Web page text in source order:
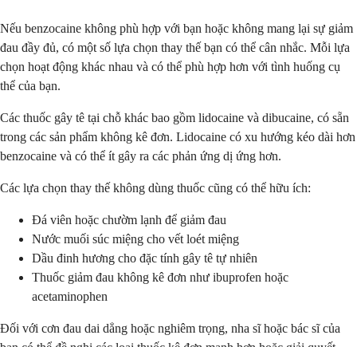
Nếu benzocaine không phù hợp với bạn hoặc không mang lại sự giảm
đau đầy đủ, có một số lựa chọn thay thế bạn có thể cân nhắc. Mỗi lựa
chọn hoạt động khác nhau và có thể phù hợp hơn với tình huống cụ
thể của bạn.
Các thuốc gây tê tại chỗ khác bao gồm lidocaine và dibucaine, có sẵn
trong các sản phẩm không kê đơn. Lidocaine có xu hướng kéo dài hơn
benzocaine và có thể ít gây ra các phản ứng dị ứng hơn.
Các lựa chọn thay thế không dùng thuốc cũng có thể hữu ích:
Đá viên hoặc chườm lạnh để giảm đau
Nước muối súc miệng cho vết loét miệng
Dầu đinh hương cho đặc tính gây tê tự nhiên
Thuốc giảm đau không kê đơn như ibuprofen hoặc
acetaminophen
Đối với cơn đau dai dẳng hoặc nghiêm trọng, nha sĩ hoặc bác sĩ của